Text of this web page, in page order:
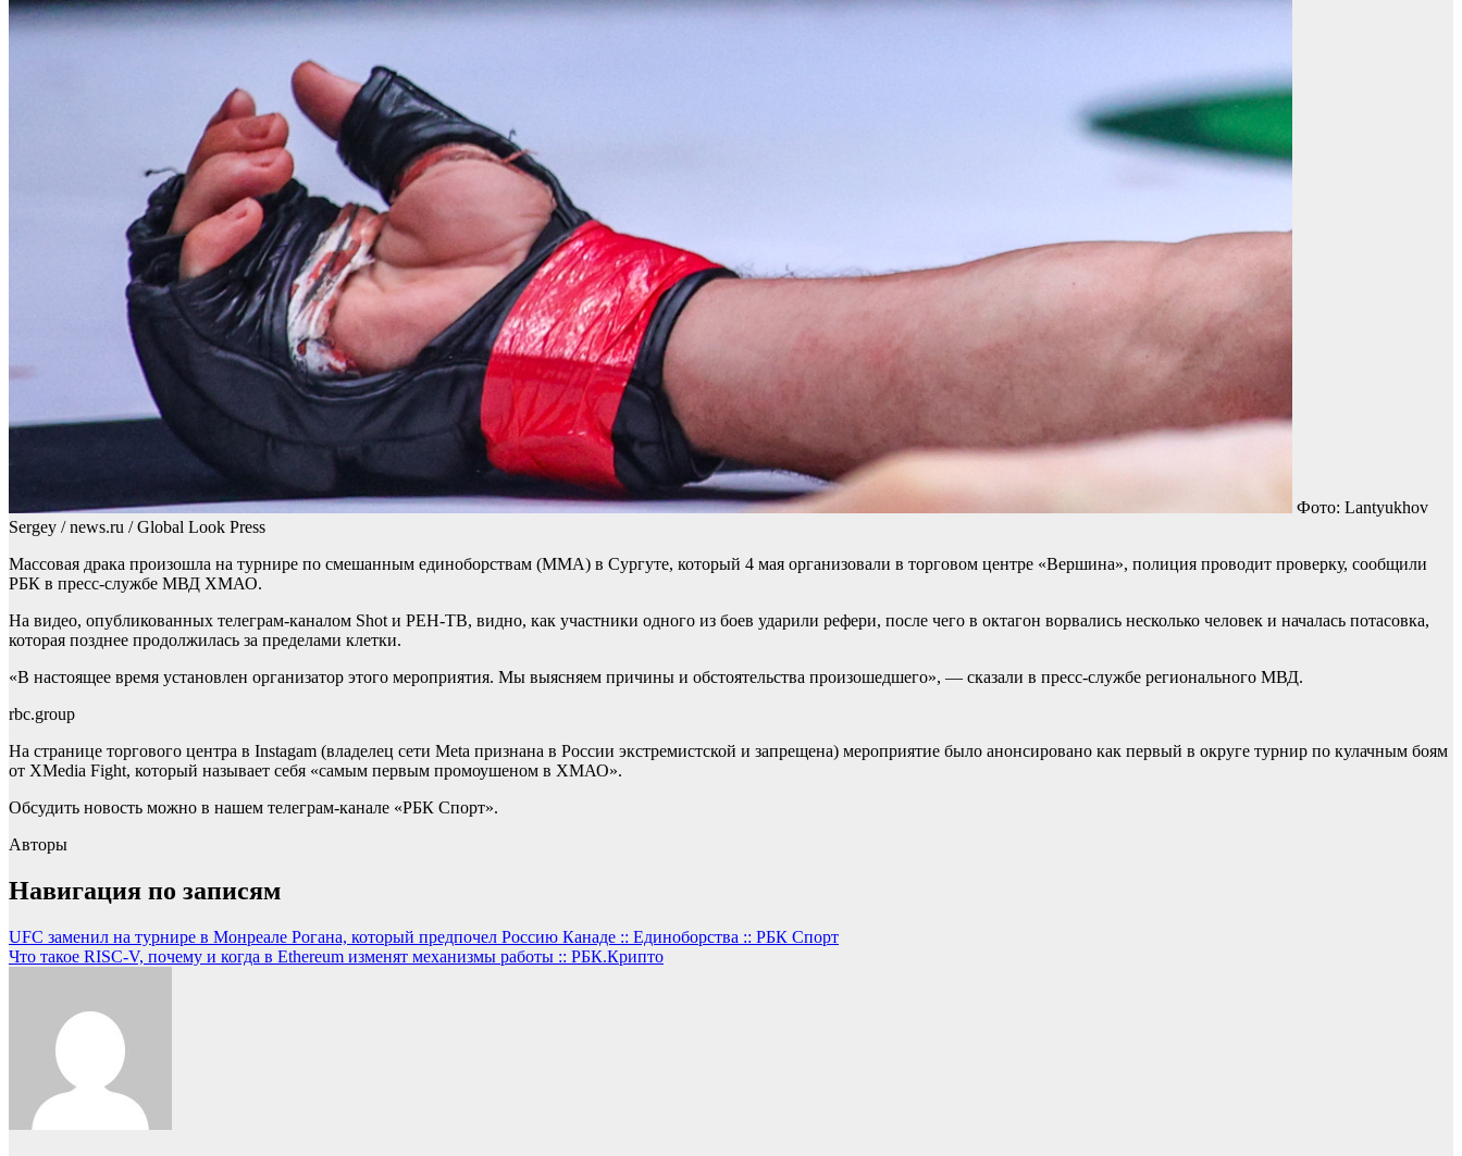
Фото: Lantyukhov
Sergey / news.ru / Global Look Press
Массовая драка произошла на турнире по смешанным единоборствам (ММА) в Сургуте, который 4 мая организовали в торговом центре «Вершина», полиция проводит проверку, сообщили
РБК в пресс-службе МВД ХМАО.
На видео, опубликованных телеграм-каналом Shot и РЕН-ТВ, видно, как участники одного из боев ударили рефери, после чего в октагон ворвались несколько человек и началась потасовка,
которая позднее продолжилась за пределами клетки.
«В настоящее время установлен организатор этого мероприятия. Мы выясняем причины и обстоятельства произошедшего», — сказали в пресс-службе регионального МВД.
rbc.group
На странице торгового центра в Instagam (владелец сети Meta признана в России экстремистской и запрещена) мероприятие было анонсировано как первый в округе турнир по кулачным боям
от XMedia Fight, который называет себя «самым первым промоушеном в ХМАО».
Обсудить новость можно в нашем телеграм-канале «РБК Спорт».
Авторы
Навигация по записям
UFC заменил на турнире в Монреале Рогана, который предпочел Россию Канаде :: Единоборства :: РБК Спорт
Что такое RISC-V, почему и когда в Ethereum изменят механизмы работы :: РБК.Крипто